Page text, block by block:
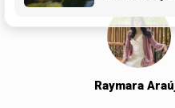
Raymara